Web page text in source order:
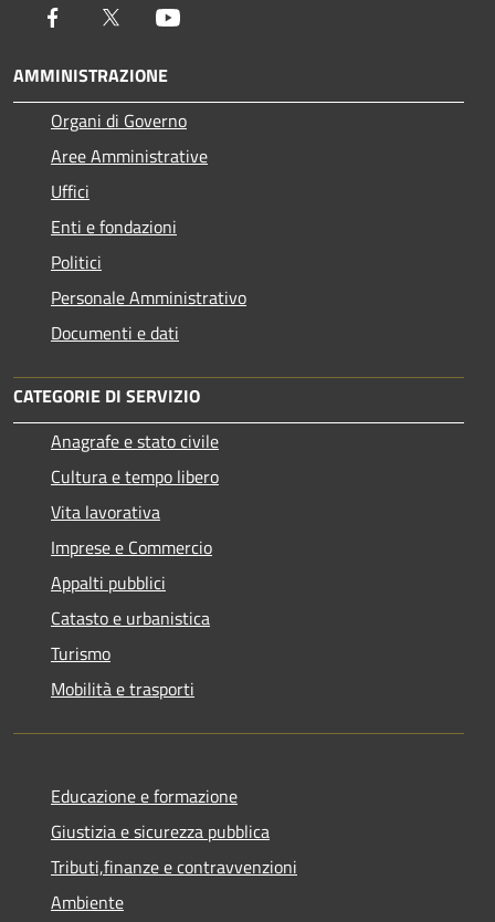
Facebook Twitter
AMMINISTRAZIONE
Organi di Governo
Aree Amministrative
Uffici
Enti e fondazioni
Politici
Personale Amministrativo
Documenti e dati
CATEGORIE DI SERVIZIO
Anagrafe e stato civile
Cultura e tempo libero
Vita lavorativa
Imprese e Commercio
Appalti pubblici
Catasto e urbanistica
Turismo
Mobilità e trasporti
Educazione e formazione
Giustizia e sicurezza pubblica
Tributi,finanze e contravvenzioni
Ambiente